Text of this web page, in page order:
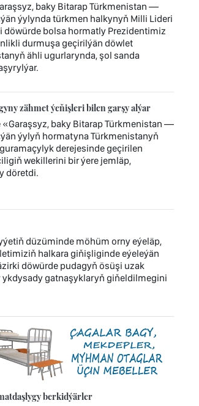
baky Bitarap Türkmenistan —
ýylynda türkmen halkynyň Milli Lideri
döwürde bolsa hormatly Prezidentimiz
durmuşa geçirilýän döwlet
ähli ugurlarynda, şol sanda
zähmet ýeňişleri bilen garşy alýar
baky Bitarap Türkmenistan —
ýylyň hormatyna Türkmenistanyň
derejesinde geçirilen
wekillerini bir ýere jemläp,
döretdi.
düzüminde möhüm orny eýeläp,
halkara giňişliginde eýeleýän
döwürde pudagyň ösüşi uzak
gatnaşyklaryň giňeldilmegini
berkidýärler